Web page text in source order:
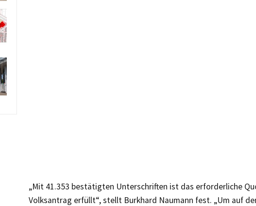
„Mit 41.353 bestätigten Unterschriften ist das erforderliche
Volksantrag erfüllt“, stellt Burkhard Naumann fest. „Um auf